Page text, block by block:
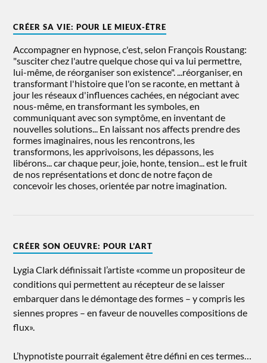
CRÉER SA VIE: POUR LE MIEUX-ÊTRE
Accompagner en hypnose, c'est, selon François Roustang:
"susciter chez l'autre quelque chose qui va lui permettre,
lui-même, de réorganiser son existence". ...réorganiser, en
transformant l'histoire que l'on se raconte, en mettant à
jour les réseaux d'influences cachées, en négociant avec
nous-même, en transformant les symboles, en
communiquant avec son symptôme, en inventant de
nouvelles solutions... En laissant nos affects prendre des
formes imaginaires, nous les rencontrons, les
transformons, les apprivoisons, les dépassons, les
libérons... car chaque peur, joie, honte, tension... est le fruit
de nos représentations et donc de notre façon de
concevoir les choses, orientée par notre imagination.
CRÉER SON OEUVRE: POUR L’ART
Lygia Clark définissait l’artiste «comme un propositeur de
conditions qui permettent au récepteur de se laisser
embarquer dans le démontage des formes – y compris les
siennes propres – en faveur de nouvelles compositions de
flux».
L’hypnotiste pourrait également être défini en ces termes…